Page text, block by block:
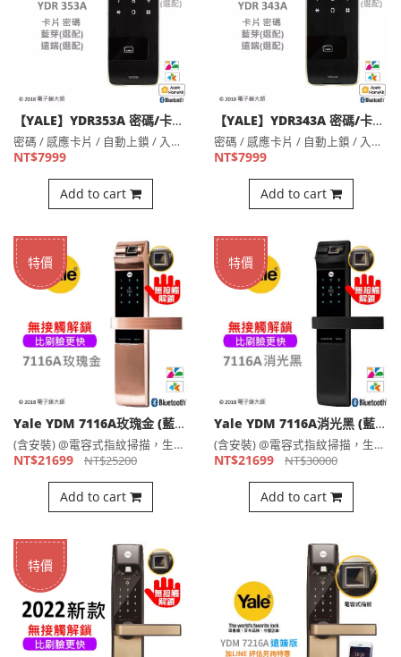
【YALE】YDR353A 密碼/卡片 電子鎖，輔助鎖 (含安裝)(公司貨)
密碼 / 感應卡片 / 自動上鎖 / 入侵警報 / 虛位密碼⋯
NT$7999
Add to cart
【YALE】YDR343A 密碼/卡片 雙直立輔助鎖() (含安裝)(公司貨)
密碼 / 感應卡片 / 自動上鎖 / 入侵警報 / 虛位密碼⋯
NT$7999
Add to cart
特價
Yale YDM 7116A玫瑰金 (藍芽特惠)熱感觸控指紋卡片 五合一電子鎖(公司貨)
(含安裝) @電容式指紋掃描，生物辨識技術降低指紋被複製的可⋯
NT$21699 NT$25200
Add to cart
特價
Yale YDM 7116A消光黑 (藍芽特惠)熱感觸控指紋卡片 五合一電子鎖(公司貨)
(含安裝) @電容式指紋掃描，生物辨識技術降低指紋被複製的可⋯
NT$21699 NT$30000
Add to cart
特價